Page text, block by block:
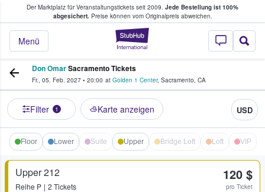
Der Marktplatz für Veranstaltungstickets seit 2009. Jede Bestellung ist 100%
abgesichert.Preise können vom Originalpreis abweichen.
StubHub - Wo
Menü
Tickets kaufen & verkaufen
Don OmarSacramento Tickets
Fr., 05. Feb. 2027 • 20:00 at Golden 1 Center, Sacramento, CA
Filter 1 Karte anzeigen USD
Floor Lower Suite Upper Bridge Loft Loft VIP
Upper 212
Reihe P 2 Tickets
120 $
pro Ticket